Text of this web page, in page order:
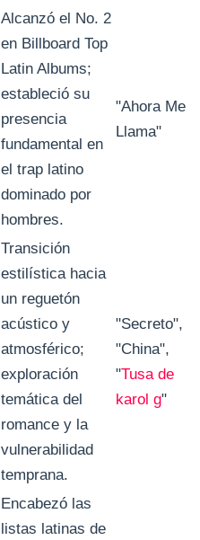
Alcanzó el No. 2
en Billboard Top
Latin Albums;
estableció su
presencia
fundamental en
el trap latino
dominado por
hombres.
"Ahora Me
Llama"
Transición
estilística hacia
un reguetón
acústico y
atmosférico;
exploración
temática del
romance y la
vulnerabilidad
temprana.
"Secreto",
"China",
"Tusa de
karol g"
Encabezó las
listas latinas de